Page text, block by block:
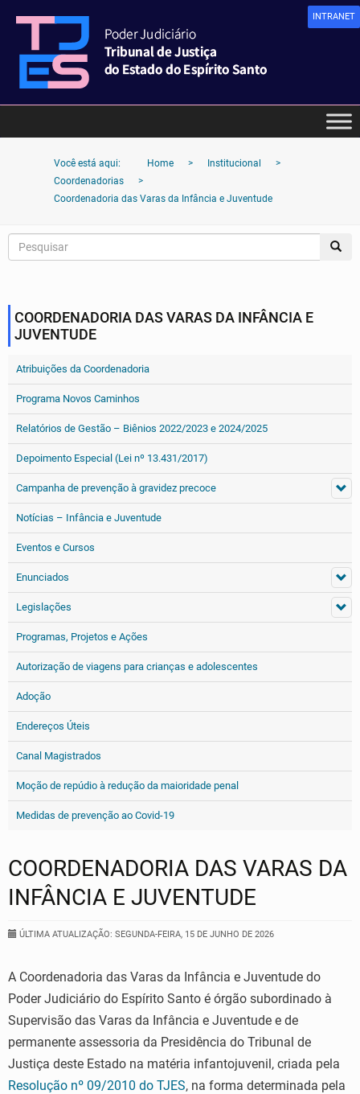
INTRANET
Você está aqui: Home > Institucional
>
Coordenadorias
>
Coordenadoria das Varas da Infância e Juventude
COORDENADORIA DAS VARAS DA INFÂNCIA E
JUVENTUDE
Atribuições da Coordenadoria
Programa Novos Caminhos
Relatórios de Gestão – Biênios 2022/2023 e 2024/2025
Depoimento Especial (Lei nº 13.431/2017)
Campanha de prevenção à gravidez precoce
Notícias – Infância e Juventude
Eventos e Cursos
Enunciados
Legislações
Programas, Projetos e Ações
Autorização de viagens para crianças e adolescentes
Adoção
Endereços Úteis
Canal Magistrados
Moção de repúdio à redução da maioridade penal
Medidas de prevenção ao Covid-19
COORDENADORIA DAS VARAS DA
INFÂNCIA E JUVENTUDE
ÚLTIMA ATUALIZAÇÃO: SEGUNDA-FEIRA, 15 DE JUNHO DE 2026
A Coordenadoria das Varas da Infância e Juventude do
Poder Judiciário do Espírito Santo é órgão subordinado à
Supervisão das Varas da Infância e Juventude e de
permanente assessoria da Presidência do Tribunal de
Justiça deste Estado na matéria infantojuvenil, criada pela
Resolução nº 09/2010 do TJES, na forma determinada pela